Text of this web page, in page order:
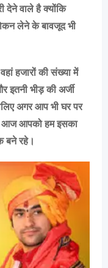
देने वाले है क्योंकि
लेने के बावजूद भी
हजारों की संख्या में
भीड़ की अर्जी
अगर आप भी घर पर
आज आपको हम इसका
बने रहे।